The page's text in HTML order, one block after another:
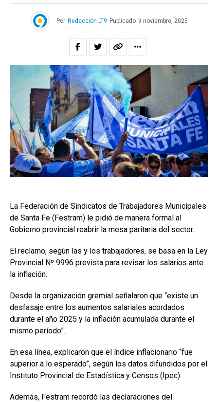
Por Redacción LT9 Publicado 9 noviembre, 2025
La Federación de Sindicatos de Trabajadores Municipales
de Santa Fe (Festram) le pidió de manera formal al
Gobierno provincial reabrir la mesa paritaria del sector.
El reclamo, según las y los trabajadores, se basa en la Ley
Provincial Nº 9996 prevista para revisar los salarios ante
la inflación.
Desde la organización gremial señalaron que “existe un
desfasaje entre los aumentos salariales acordados
durante el año 2025 y la inflación acumulada durante el
mismo período”.
En esa línea, explicaron que el índice inflacionario “fue
superior a lo esperado”, según los datos difundidos por el
Instituto Provincial de Estadística y Censos (Ipec).
Además, Festram recordó las declaraciones del